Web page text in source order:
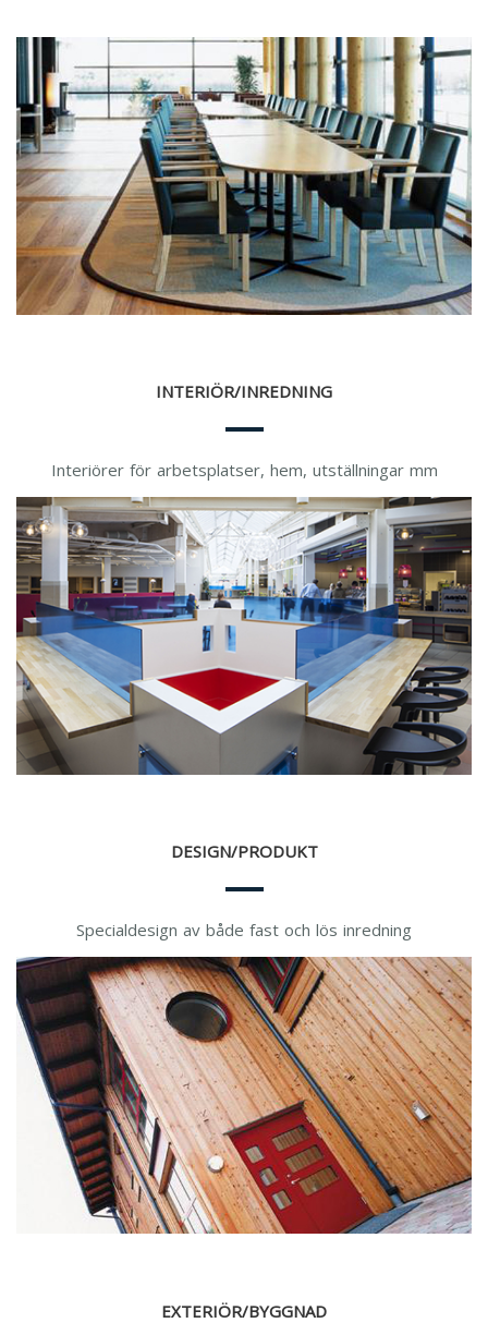
INTERIÖR/INREDNING
Interiörer för arbetsplatser, hem, utställningar mm
DESIGN/PRODUKT
Specialdesign av både fast och lös inredning
EXTERIÖR/BYGGNAD